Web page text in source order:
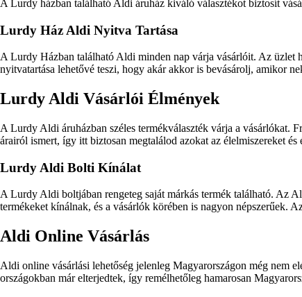
A Lurdy házban található Aldi áruház kiváló választékot biztosít
Lurdy Ház Aldi Nyitva Tartása
A Lurdy Házban található Aldi minden nap várja vásárlóit. Az üzlet
nyitvatartása lehetővé teszi, hogy akár akkor is bevásárolj, amikor
Lurdy Aldi Vásárlói Élmények
A Lurdy Aldi áruházban széles termékválaszték várja a vásárlókat.
árairól ismert, így itt biztosan megtalálod azokat az élelmiszereket
Lurdy Aldi Bolti Kínálat
A Lurdy Aldi boltjában rengeteg saját márkás termék található. Az
termékeket kínálnak, és a vásárlók körében is nagyon népszerűek.
Aldi Online Vásárlás
Aldi online vásárlási lehetőség jelenleg Magyarországon még nem
országokban már elterjedtek, így remélhetőleg hamarosan